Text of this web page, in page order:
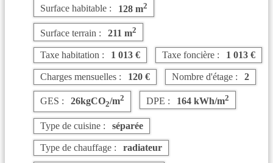
Surface habitable : 128 m2
Surface terrain : 211 m2
Taxe habitation : 1 013 € Taxe foncière : 1 013 €
Charges mensuelles : 120 € Nombre d'étage : 2
GES : 26kgCO2/m2 DPE : 164 kWh/m2
Type de cuisine : séparée
Type de chauffage : radiateur